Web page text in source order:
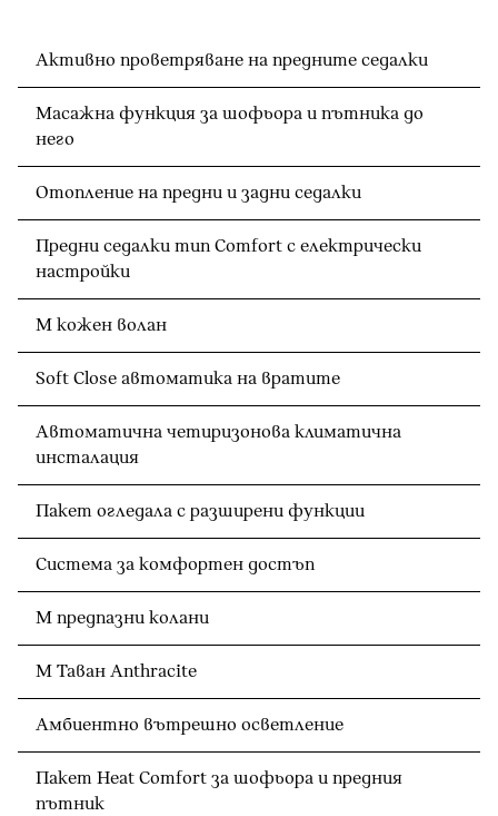
Активно проветряване на предните седалки
Масажна функция за шофьора и пътника до
него
Отопление на предни и задни седалки
Предни седалки тип Comfort с електрически
настройки
M кожен волан
Soft Close автоматика на вратите
Автоматична четиризонова климатична
инсталация
Пакет огледала с разширени функции
Система за комфортен достъп
M предпазни колани
M Таван Anthracite
Амбиентно вътрешно осветление
Пакет Heat Comfort за шофьора и предния
пътник